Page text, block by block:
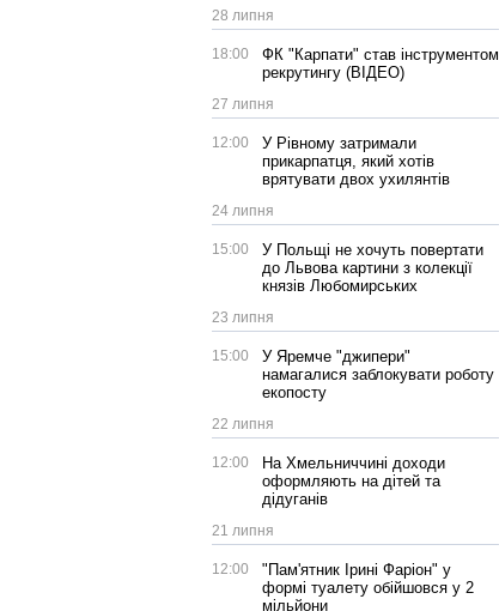
28 липня
18:00
ФК "Карпати" став інструментом
рекрутингу (ВІДЕО)
27 липня
12:00
У Рівному затримали
прикарпатця, який хотів
врятувати двох ухилянтів
24 липня
15:00
У Польщі не хочуть повертати
до Львова картини з колекції
князів Любомирських
23 липня
15:00
У Яремче "джипери"
намагалися заблокувати роботу
екопосту
22 липня
12:00
На Хмельниччині доходи
оформляють на дітей та
дідуганів
21 липня
12:00
"Пам'ятник Ірині Фаріон" у
формі туалету обійшовся у 2
мільйони